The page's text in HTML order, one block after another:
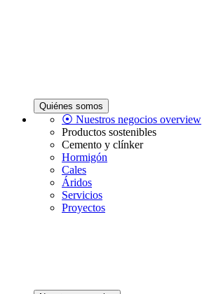
Quiénes somos
⦿ Nuestros negocios overview
Productos sostenibles
Cemento y clínker
Hormigón
Cales
Áridos
Servicios
Proyectos